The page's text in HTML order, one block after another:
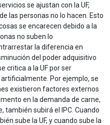
se ajustan con la UF,
las personas no lo hacen. Esto
se encarecen debido a la
no suben lo
la diferencia en
del poder adquisitivo
critica a la UF por ser
Por ejemplo, se
existieron factores externos
en la demanda de carne,
también subirá el IPC. Cuando
sube la UF, y cuando sube la